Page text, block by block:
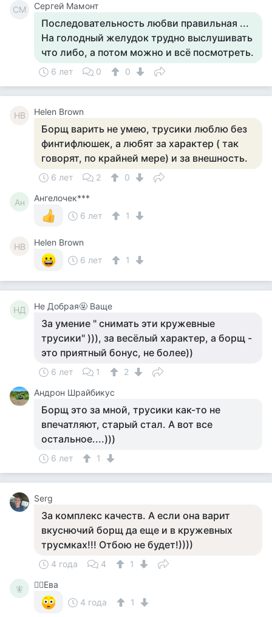
СМ Сергей Мамонт
Последовательность любви правильная ...
На голодный желудок трудно выслушивать
что либо, а потом можно и всё посмотреть.
6 лет 0 0
HB Helen Brown
Борщ варить не умею, трусики люблю без
финтифлюшек, а любят за характер ( так
говорят, по крайней мере) и за внешность.
6 лет 2 0
Ан
Ангелочек***
6 лет
1
HB
Helen Brown
6 лет
1
НД Не Добрая🤬 Ваще
За умение " снимать эти кружевные
трусики" ))), за весёлый характер, а борщ -
это приятный бонус, не более))
6 лет 1
2
Андрон Шрайбикус
Борщ это за мной, трусики как-то не
впечатляют, старый стал. А вот все
остальное....)))
6 лет 1
Serg
За комплекс качеств. А если она варит
вкуснючий борщ да еще и в кружевных
трусмках!!! Отбою не будет!))))
4 года 4 1
🧚‍
🧚‍♀️Ева
4 года
1